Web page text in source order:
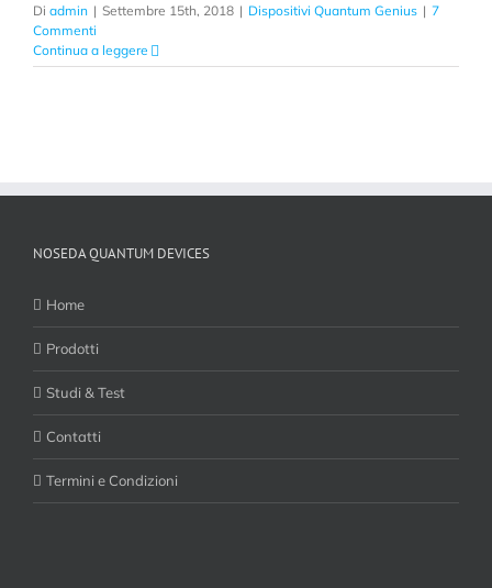
Di admin | Settembre 15th, 2018 | Dispositivi Quantum Genius | 7
Commenti
Continua a leggere
NOSEDA QUANTUM DEVICES
Home
Prodotti
Studi & Test
Contatti
Termini e Condizioni